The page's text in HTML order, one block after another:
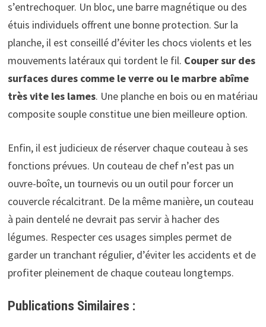
s’entrechoquer. Un bloc, une barre magnétique ou des
étuis individuels offrent une bonne protection. Sur la
planche, il est conseillé d’éviter les chocs violents et les
mouvements latéraux qui tordent le fil. Couper sur des
surfaces dures comme le verre ou le marbre abîme
très vite les lames. Une planche en bois ou en matériau
composite souple constitue une bien meilleure option.
Enfin, il est judicieux de réserver chaque couteau à ses
fonctions prévues. Un couteau de chef n’est pas un
ouvre-boîte, un tournevis ou un outil pour forcer un
couvercle récalcitrant. De la même manière, un couteau
à pain dentelé ne devrait pas servir à hacher des
légumes. Respecter ces usages simples permet de
garder un tranchant régulier, d’éviter les accidents et de
profiter pleinement de chaque couteau longtemps.
Publications Similaires :